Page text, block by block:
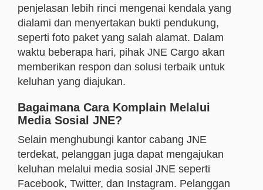
penjelasan lebih rinci mengenai kendala yang
dialami dan menyertakan bukti pendukung,
seperti foto paket yang salah alamat. Dalam
waktu beberapa hari, pihak JNE Cargo akan
memberikan respon dan solusi terbaik untuk
keluhan yang diajukan.
Bagaimana Cara Komplain Melalui
Media Sosial JNE?
Selain menghubungi kantor cabang JNE
terdekat, pelanggan juga dapat mengajukan
keluhan melalui media sosial JNE seperti
Facebook, Twitter, dan Instagram. Pelanggan